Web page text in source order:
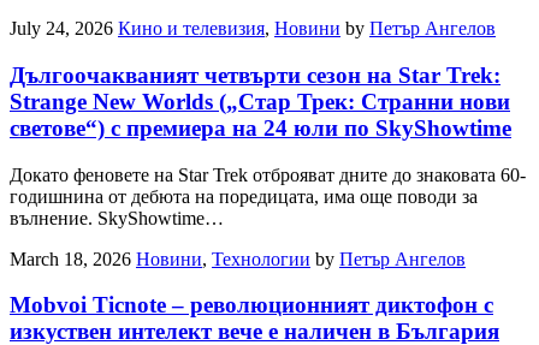
July 24, 2026 Кино и телевизия, Новини by Петър Ангелов
Дългоочакваният четвърти сезон на Star Trek:
Strange New Worlds („Стар Трек: Странни нови
светове“) с премиера на 24 юли по SkyShowtime
Докато феновете на Star Trek отброяват дните до знаковата 60-
годишнина от дебюта на поредицата, има още поводи за
вълнение. SkyShowtime…
March 18, 2026 Новини, Технологии by Петър Ангелов
Mobvoi Ticnote – революционният диктофон с
изкуствен интелект вече е наличен в България